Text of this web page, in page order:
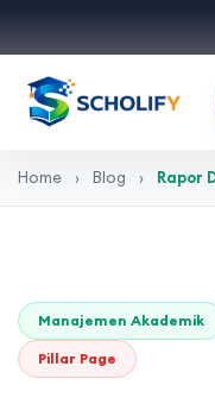
Daftar
Home › Blog › Rapor
Manajemen Akademik
Pillar Page